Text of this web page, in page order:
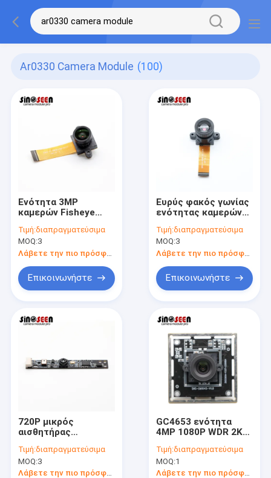
Ar0330 Camera Module (100)
Ενότητα 3MP
καμερών Fisheye
AR0330 140 βαθμοί
διεπαφών DVP
Τιμή:διαπραγματεύσιμα
MOQ:3
Λάβετε την πιο πρόσφατη τιμή
Επικοινωνήστε
Ευρύς φακός γωνίας
ενότητας καμερών
με τον αισθητήρα
AR0330
Τιμή:διαπραγματεύσιμα
MOQ:3
Επικοινωνήστε
720P μικρός
αισθητήρας
καμερών 1MP USB
για το lap-top
Τιμή:διαπραγματεύσιμα
MOQ:3
Λάβετε την πιο πρόσφατη τιμή
GC4653 ενότητα
4MP 1080P WDR 2K
προσδιορισμό
προσωπικού
Τιμή:διαπραγματεύσιμα
MOQ:1